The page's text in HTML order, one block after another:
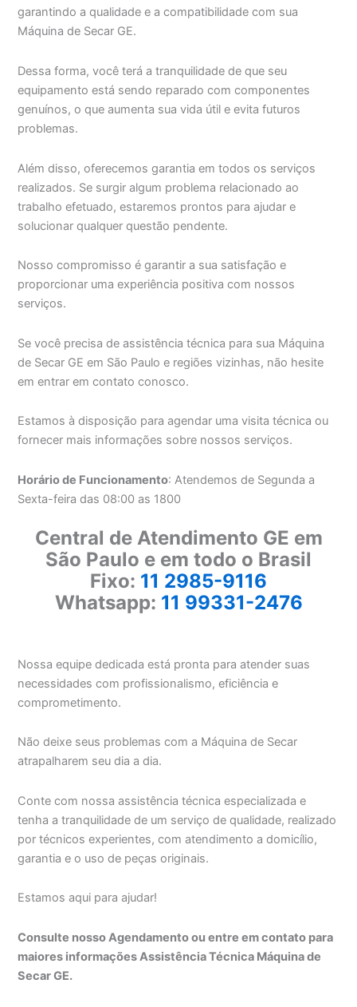
garantindo a qualidade e a compatibilidade com sua
Máquina de Secar GE.
Dessa forma, você terá a tranquilidade de que seu
equipamento está sendo reparado com componentes
genuínos, o que aumenta sua vida útil e evita futuros
problemas.
Além disso, oferecemos garantia em todos os serviços
realizados. Se surgir algum problema relacionado ao
trabalho efetuado, estaremos prontos para ajudar e
solucionar qualquer questão pendente.
Nosso compromisso é garantir a sua satisfação e
proporcionar uma experiência positiva com nossos
serviços.
Se você precisa de assistência técnica para sua Máquina
de Secar GE em São Paulo e regiões vizinhas, não hesite
em entrar em contato conosco.
Estamos à disposição para agendar uma visita técnica ou
fornecer mais informações sobre nossos serviços.
Horário de Funcionamento: Atendemos de Segunda a
Sexta-feira das 08:00 as 1800
Central de Atendimento GE em
São Paulo e em todo o Brasil
Fixo: 11 2985-9116
Whatsapp: 11 99331-2476
Nossa equipe dedicada está pronta para atender suas
necessidades com profissionalismo, eficiência e
comprometimento.
Não deixe seus problemas com a Máquina de Secar
atrapalharem seu dia a dia.
Conte com nossa assistência técnica especializada e
tenha a tranquilidade de um serviço de qualidade, realizado
por técnicos experientes, com atendimento a domicílio,
garantia e o uso de peças originais.
Estamos aqui para ajudar!
Consulte nosso Agendamento ou entre em contato para
maiores informações Assistência Técnica Máquina de
Secar GE.